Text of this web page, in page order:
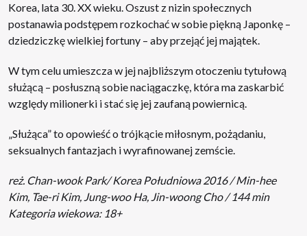
Korea, lata 30. XX wieku. Oszust z nizin społecznych
postanawia podstępem rozkochać w sobie piękną Japonkę –
dziedziczkę wielkiej fortuny – aby przejąć jej majątek.
W tym celu umieszcza w jej najbliższym otoczeniu tytułową
służącą – posłuszną sobie naciągaczkę, która ma zaskarbić
względy milionerki i stać się jej zaufaną powiernicą.
„Służąca” to opowieść o trójkącie miłosnym, pożądaniu,
seksualnych fantazjach i wyrafinowanej zemście.
reż. Chan-wook Park/ Korea Południowa 2016 / Min-hee
Kim, Tae-ri Kim, Jung-woo Ha, Jin-woong Cho / 144 min
Kategoria wiekowa: 18+